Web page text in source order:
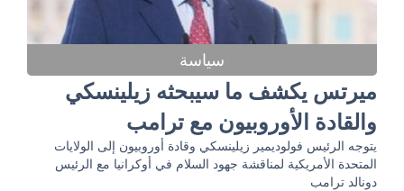
سياسة
ميرتس يكشف ما سيبحثه زيلينسكي
والقادة الأوروبيون مع ترامب
يتوجه الرئيس فولوديمير زيلينسكي وقادة أوروبيون إلى الولايات
المتحدة الأمريكية لمناقشة جهود السلام في أوكرانيا مع الرئيس
دونالد ترامب